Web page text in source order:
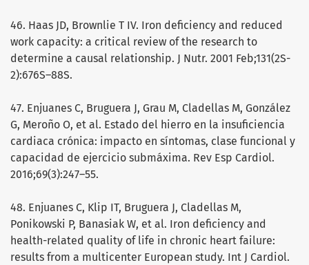
46. Haas JD, Brownlie T IV. Iron deficiency and reduced
work capacity: a critical review of the research to
determine a causal relationship. J Nutr. 2001 Feb;131(2S-
2):676S–88S.
47. Enjuanes C, Bruguera J, Grau M, Cladellas M, González
G, Meroño O, et al. Estado del hierro en la insuficiencia
cardiaca crónica: impacto en síntomas, clase funcional y
capacidad de ejercicio submáxima. Rev Esp Cardiol.
2016;69(3):247–55.
48. Enjuanes C, Klip IT, Bruguera J, Cladellas M,
Ponikowski P, Banasiak W, et al. Iron deficiency and
health-related quality of life in chronic heart failure:
results from a multicenter European study. Int J Cardiol.